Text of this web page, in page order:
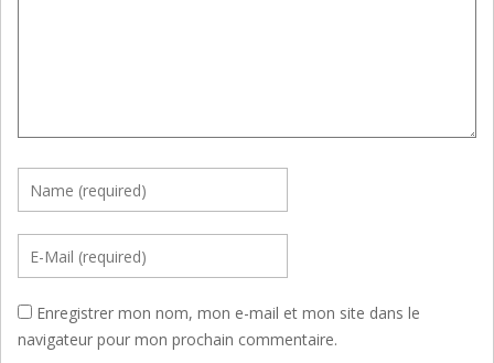
Enregistrer mon nom, mon e-mail et mon site dans le
navigateur pour mon prochain commentaire.